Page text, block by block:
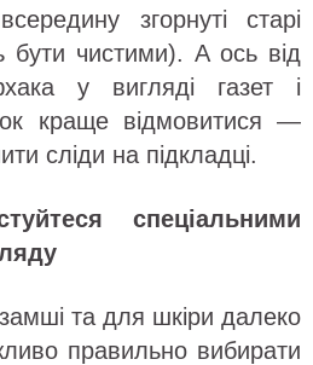
згорнуті старі
чистими). А ось від
у вигляді газет і
краще відмовитися —
сліди на підкладці.
спеціальними
та для шкіри далеко
правильно вибирати